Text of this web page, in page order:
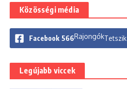
Közösségi média
Facebook 566RajongókTetszik
Legújabb viccek